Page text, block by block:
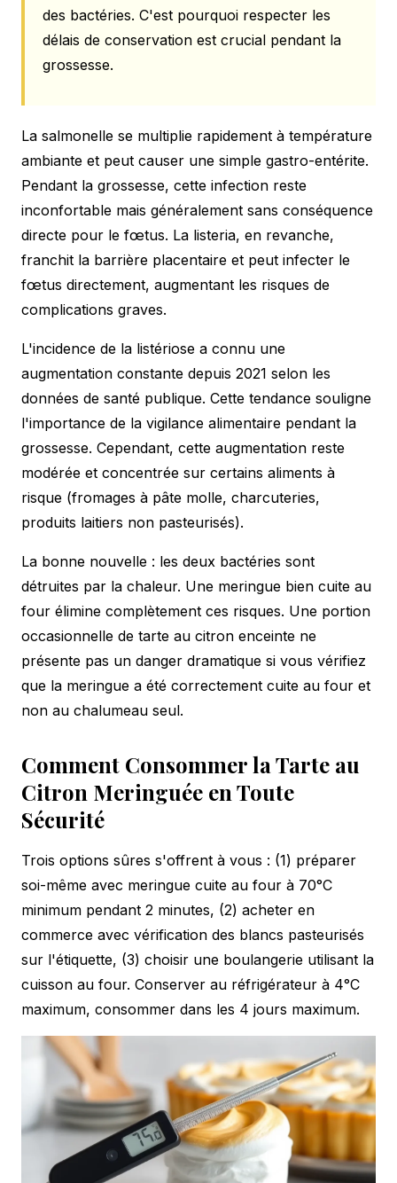
des bactéries. C'est pourquoi respecter les
délais de conservation est crucial pendant la
grossesse.
La salmonelle se multiplie rapidement à température
ambiante et peut causer une simple gastro-entérite.
Pendant la grossesse, cette infection reste
inconfortable mais généralement sans conséquence
directe pour le fœtus. La listeria, en revanche,
franchit la barrière placentaire et peut infecter le
fœtus directement, augmentant les risques de
complications graves.
L'incidence de la listériose a connu une
augmentation constante depuis 2021 selon les
données de santé publique. Cette tendance souligne
l'importance de la vigilance alimentaire pendant la
grossesse. Cependant, cette augmentation reste
modérée et concentrée sur certains aliments à
risque (fromages à pâte molle, charcuteries,
produits laitiers non pasteurisés).
La bonne nouvelle : les deux bactéries sont
détruites par la chaleur. Une meringue bien cuite au
four élimine complètement ces risques. Une portion
occasionnelle de tarte au citron enceinte ne
présente pas un danger dramatique si vous vérifiez
que la meringue a été correctement cuite au four et
non au chalumeau seul.
Comment Consommer la Tarte au
Citron Meringuée en Toute
Sécurité
Trois options sûres s'offrent à vous : (1) préparer
soi-même avec meringue cuite au four à 70°C
minimum pendant 2 minutes, (2) acheter en
commerce avec vérification des blancs pasteurisés
sur l'étiquette, (3) choisir une boulangerie utilisant la
cuisson au four. Conserver au réfrigérateur à 4°C
maximum, consommer dans les 4 jours maximum.